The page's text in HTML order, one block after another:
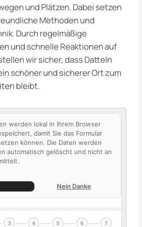
und Plätzen. Dabei setzen
Methoden und
Durch regelmäßige
und schnelle Reaktionen auf
wir sicher, dass Datteln
schöner und sicherer Ort zum
bleibt.
werden lokal in Ihrem Browser
damit Sie das Formular
können. Die Daten werden
automatisch gelöscht und nicht an
Nein Danke
3 4 5 6 7